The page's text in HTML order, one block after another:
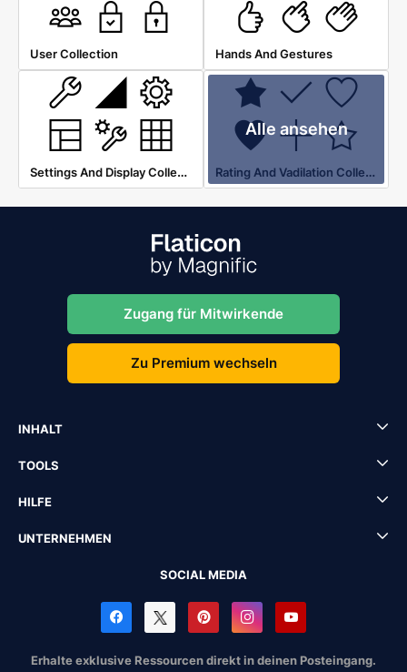
User Collection Hands And Gestures
Settings And Display Collection
Alle ansehen
Rating And Vadilation Collection
Zugang für Mitwirkende
Zu Premium wechseln
INHALT
TOOLS
HILFE
UNTERNEHMEN
SOCIAL MEDIA
Erhalte exklusive Ressourcen direkt in deinen Posteingang.